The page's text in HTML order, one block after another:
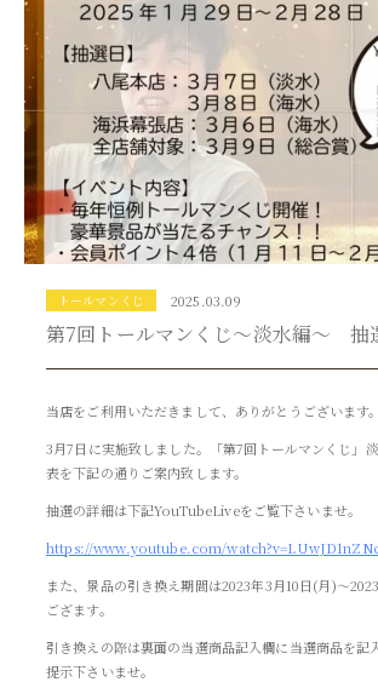
トールマンくじ 2025.03.09
第7回トールマンくじ～淡水編～ 抽
当店をご利用いただきまして、ありがとうございます。
3月7日に実施致しました。「第7回トールマンくじ」
表を下記の通りご案内致します。
抽選の詳細は下記YouTubeLiveをご覧下さいませ。
https://www.youtube.com/
また、景品の引き換え期間は2023年3月10日(月)～
ござます。
引き換えの際は裏面の当選商品記入欄に当選商品を記
提示下さいませ。